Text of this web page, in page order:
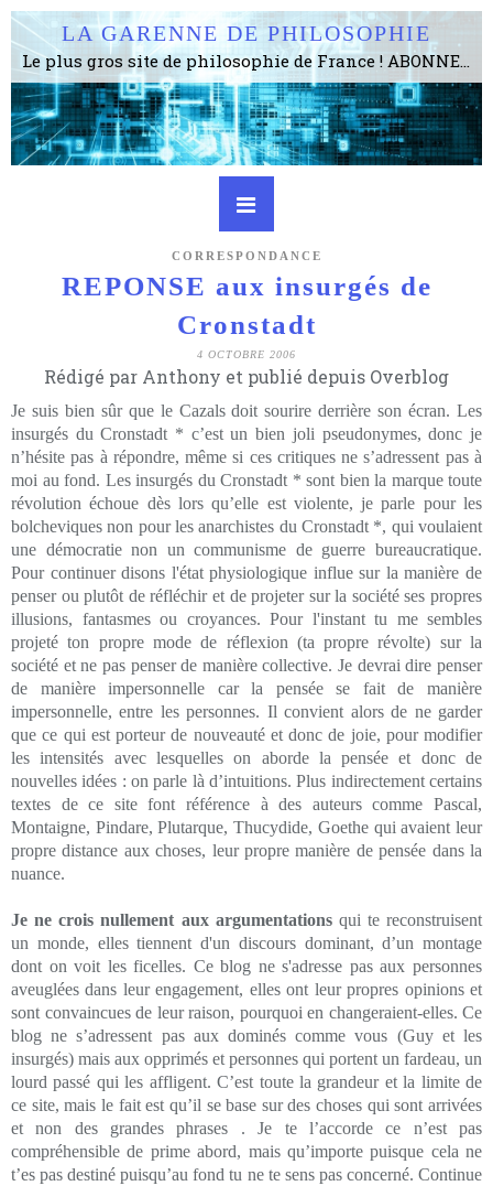
LA GARENNE DE PHILOSOPHIE
Le plus gros site de philosophie de France ! ABONNEZ-VOUS ! 4115 Articles, 1634 abonné·e·s, depuis 2006 . . . . . . . . 2 852 214 pages vues jusqu'à présent. Prestance et être apte à un plus grand nombre de choses.
CORRESPONDANCE
REPONSE aux insurgés de
Cronstadt
4 OCTOBRE 2006
Rédigé par Anthony et publié depuis Overblog
Je suis bien sûr que le Cazals doit sourire derrière son écran. Les
insurgés du Cronstadt * c’est un bien joli pseudonymes, donc je
n’hésite pas à répondre, même si ces critiques ne s’adressent pas à
moi au fond. Les insurgés du Cronstadt * sont bien la marque toute
révolution échoue dès lors qu’elle est violente, je parle pour les
bolcheviques non pour les anarchistes du Cronstadt *, qui voulaient
une démocratie non un communisme de guerre bureaucratique.
Pour continuer disons l'état physiologique influe sur la manière de
penser ou plutôt de réfléchir et de projeter sur la société ses propres
illusions, fantasmes ou croyances. Pour l'instant tu me sembles
projeté ton propre mode de réflexion (ta propre révolte) sur la
société et ne pas penser de manière collective. Je devrai dire penser
de manière impersonnelle car la pensée se fait de manière
impersonnelle, entre les personnes. Il convient alors de ne garder
que ce qui est porteur de nouveauté et donc de joie, pour modifier
les intensités avec lesquelles on aborde la pensée et donc de
nouvelles idées : on parle là d’intuitions. Plus indirectement certains
textes de ce site font référence à des auteurs comme Pascal,
Montaigne, Pindare, Plutarque, Thucydide, Goethe qui avaient leur
propre distance aux choses, leur propre manière de pensée dans la
nuance.
Je ne crois nullement aux argumentationsqui te reconstruisent
un monde, elles tiennent d'un discours dominant, d’un montage
dont on voit les ficelles. Ce blog ne s'adresse pas aux personnes
aveuglées dans leur engagement, elles ont leur propres opinions et
sont convaincues de leur raison, pourquoi en changeraient-elles. Ce
blog ne s’adressent pas aux dominés comme vous (Guy et les
insurgés) mais aux opprimés et personnes qui portent un fardeau, un
lourd passé qui les affligent. C’est toute la grandeur et la limite de
ce site, mais le fait est qu’il se base sur des choses qui sont arrivées
et non des grandes phrases . Je te l’accorde ce n’est pas
compréhensible de prime abord, mais qu’importe puisque cela ne
t’es pas destiné puisqu’au fond tu ne te sens pas concerné. Continue